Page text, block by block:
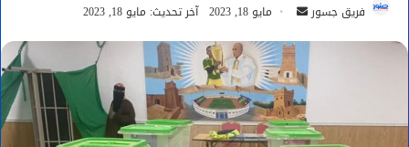
فريق جسور
أرسل
إلكترونيا
مايو 18, 2023 آخر تحديث: مايو 18, 2023